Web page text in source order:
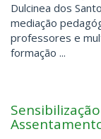
Dulcinea dos
mediação
professores e
formação ...